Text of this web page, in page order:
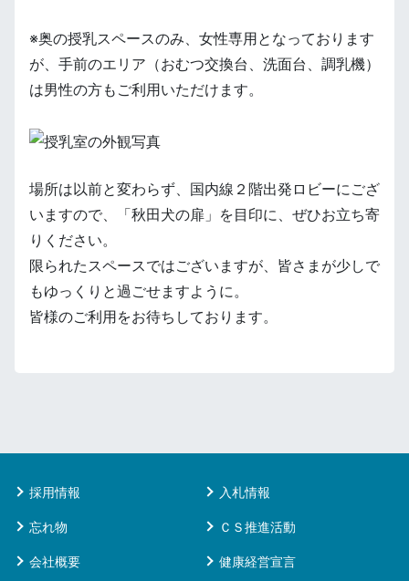
※奥の授乳スペースのみ、女性専用となっております
が、手前のエリア（おむつ交換台、洗面台、調乳機）
は男性の方もご利用いただけます。
場所は以前と変わらず、国内線２階出発ロビーにござ
いますので、「秋田犬の扉」を目印に、ぜひお立ち寄
りください。
限られたスペースではございますが、皆さまが少しで
もゆっくりと過ごせますように。
皆様のご利用をお待ちしております。
採用情報 入札情報
忘れ物 ＣＳ推進活動
会社概要 健康経営宣言